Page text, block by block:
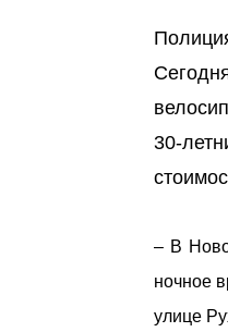
30-
– В
ночное
улице